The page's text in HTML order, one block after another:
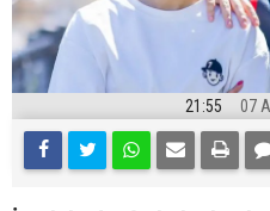
21:55 07